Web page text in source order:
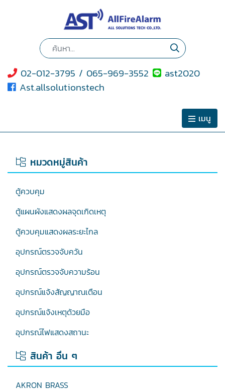
02-012-3795 / 065-969-3552
ast2020
Ast.allsolutionstech
เมนู
หมวดหมู่สินค้า
ตู้ควบคุม
ตู้แผนผังแสดงผลจุดเกิดเหตุ
ตู้ควบคุมแสดงผลระยะไกล
อุปกรณ์ตรวจจับควัน
อุปกรณ์ตรวจจับความร้อน
อุปกรณ์แจ้งสัญญาณเตือน
อุปกรณ์แจ้งเหตุด้วยมือ
อุปกรณ์ไฟแสดงสถานะ
สินค้า อื่น ๆ
AKRON BRASS